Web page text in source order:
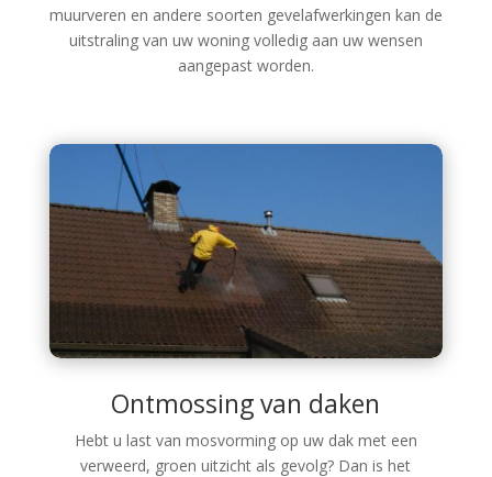
muurveren en andere soorten gevelafwerkingen kan de
uitstraling van uw woning volledig aan uw wensen
aangepast worden.
Ontmossing van daken
Hebt u last van mosvorming op uw dak met een
verweerd, groen uitzicht als gevolg? Dan is het